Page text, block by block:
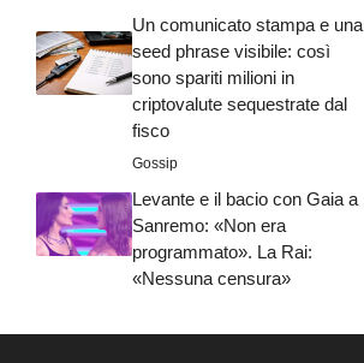
Un comunicato stampa e una
seed phrase visibile: così
sono spariti milioni in
criptovalute sequestrate dal
fisco
Gossip
Levante e il bacio con Gaia a
Sanremo: «Non era
programmato». La Rai:
«Nessuna censura»